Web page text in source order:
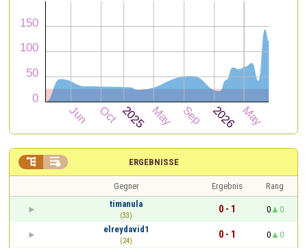
ERGEBNISSE
 
Gegner Ergebnis
Rang
timanula
(33)
0 - 1 0
0
elreydavid1
(24)
0 - 1 0
0